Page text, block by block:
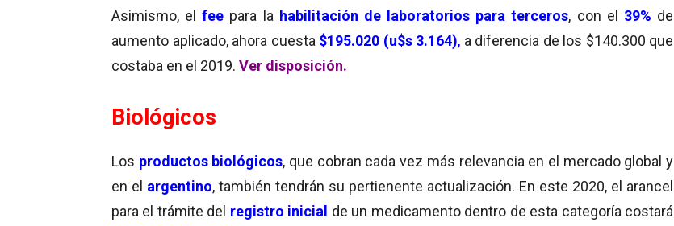
Asimismo, elfee para la habilitación de laboratorios para terceros, con el 39% de
aumento aplicado, ahora cuesta $195.020 (u$s 3.164), a diferencia de los $140.300 que
costaba en el 2019. Ver disposición.
Biológicos
Los productos biológicos, que cobran cada vez más relevancia en el mercado global y
en el argentino, también tendrán su pertienente actualización. En este 2020, el arancel
para el trámite del registro inicial de un medicamento dentro de esta categoría costará